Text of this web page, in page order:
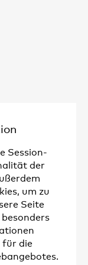
Session-
der
um zu
Seite
für die